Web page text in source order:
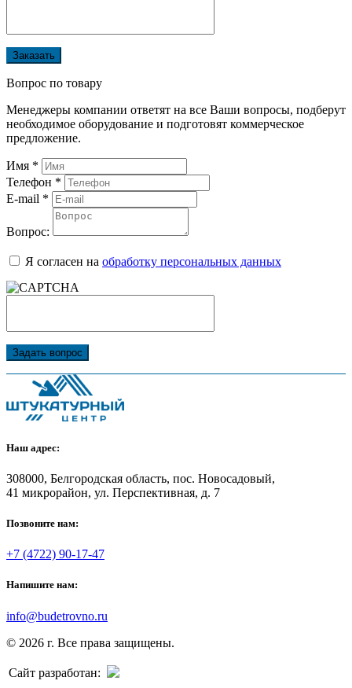
Заказать
Вопрос по товару
Менеджеры компании ответят на все Ваши вопросы, подберут
необходимое оборудование и подготовят коммерческое
предложение.
Имя *
Телефон *
E-mail *
Вопрос:
Я согласен на обработку персональных данных
Задать вопрос
Наш адрес:
308000, Белгородская область, пос. Новосадовый,
41 микрорайон, ул. Перспективная, д. 7
Позвоните нам:
+7 (4722) 90-17-47
Напишите нам:
info@budetrovno.ru
© 2026 г. Все права защищены.
Сайт разработан: